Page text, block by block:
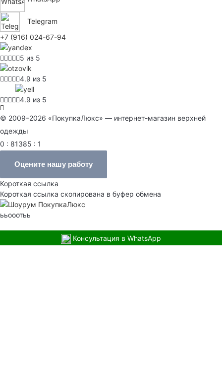
Telegram
+7 (916) 024-67-94
5 из 5
4.9 из 5
4.9 из 5
© 2009–2026 «ПокупкаЛюкс» — интернет-магазин верхней
одежды
0 : 81385 : 1
Оцените нашу работу
Короткая ссылка
Короткая ссылка скопирована в буфер обмена
ььооотьь
Консультация в WhatsApp